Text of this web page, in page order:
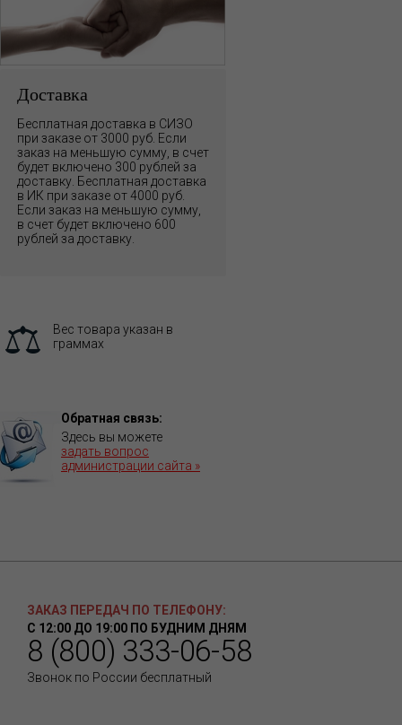
Доставка
Бесплатная доставка в СИЗО
при заказе от 3000 руб. Если
заказ на меньшую сумму, в счет
будет включено 300 рублей за
доставку. Бесплатная доставка
в ИК при заказе от 4000 руб.
Если заказ на меньшую сумму,
в счет будет включено 600
рублей за доставку.
Вес товара указан в
граммах
Обратная связь:
Здесь вы можете
задать вопрос
администрации сайта »
ЗАКАЗ ПЕРЕДАЧ ПО ТЕЛЕФОНУ:
С 12:00 ДО 19:00 ПО БУДНИМ ДНЯМ
8 (800) 333-06-58
Звонок по России бесплатный